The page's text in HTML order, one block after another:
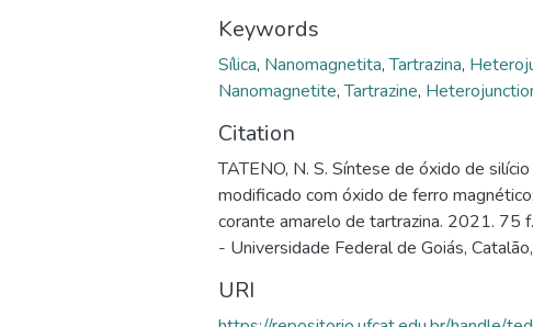
Keywords
Sílica, Nanomagnetita,Tartrazina,
Nanomagnetite,Tartrazine,
Citation
TATENO, N. S. Síntese de óxido de
modificado com óxido de ferro
corante amarelo de tartrazina. 2021. 75
- Universidade Federal de Goiás,
URI